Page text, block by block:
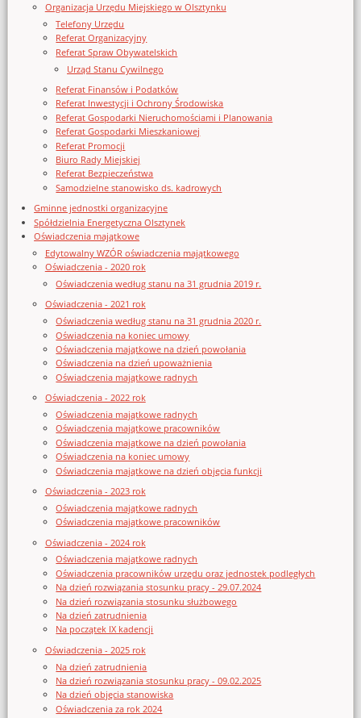
Organizacja Urzędu Miejskiego w Olsztynku
Telefony Urzędu
Referat Organizacyjny
Referat Spraw Obywatelskich
Urząd Stanu Cywilnego
Referat Finansów i Podatków
Referat Inwestycji i Ochrony Środowiska
Referat Gospodarki Nieruchomościami i Planowania
Referat Gospodarki Mieszkaniowej
Referat Promocji
Biuro Rady Miejskiej
Referat Bezpieczeństwa
Samodzielne stanowisko ds. kadrowych
Gminne jednostki organizacyjne
Spółdzielnia Energetyczna Olsztynek
Oświadczenia majątkowe
Edytowalny WZÓR oświadczenia majątkowego
Oświadczenia - 2020 rok
Oświadczenia według stanu na 31 grudnia 2019 r.
Oświadczenia - 2021 rok
Oświadczenia według stanu na 31 grudnia 2020 r.
Oświadczenia na koniec umowy
Oświadczenia majątkowe na dzień powołania
Oświadczenia na dzień upoważnienia
Oświadczenia majątkowe radnych
Oświadczenia - 2022 rok
Oświadczenia majątkowe radnych
Oświadczenia majątkowe pracowników
Oświadczenia majątkowe na dzień powołania
Oświadczenia na koniec umowy
Oświadczenia majątkowe na dzień objęcia funkcji
Oświadczenia - 2023 rok
Oświadczenia majątkowe radnych
Oświadczenia majątkowe pracowników
Oświadczenia - 2024 rok
Oświadczenia majątkowe radnych
Oświadczenia pracowników urzędu oraz jednostek podległych
Na dzień rozwiązania stosunku pracy - 29.07.2024
Na dzień rozwiązania stosunku służbowego
Na dzień zatrudnienia
Na początek IX kadencji
Oświadczenia - 2025 rok
Na dzień zatrudnienia
Na dzień rozwiązania stosunku pracy - 09.02.2025
Na dzień objęcia stanowiska
Oświadczenia za rok 2024